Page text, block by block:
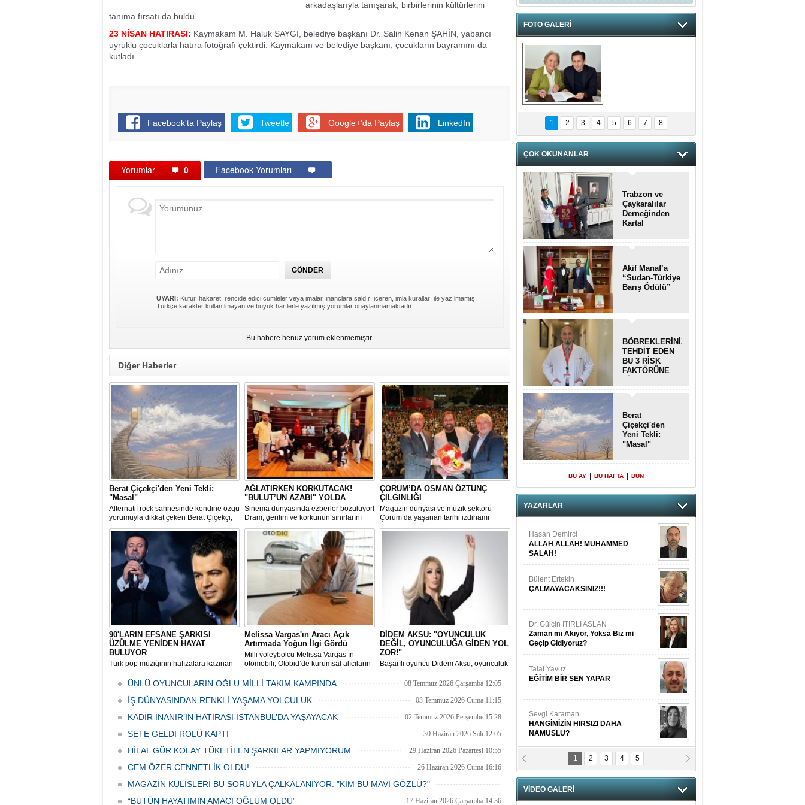
arkadaşlarıyla tanışarak, birbirlerinin kültürlerini
tanıma fırsatı da buldu.
23 NİSAN HATIRASI: Kaymakam M. Haluk SAYGI, belediye başkanı Dr. Salih Kenan ŞAHİN, yabancı
uyruklu çocuklarla hatıra fotoğrafı çektirdi. Kaymakam ve belediye başkanı, çocukların bayramını da
kutladı.
Facebook'ta Paylaş Tweetle Google+'da Paylaş LinkedIn
Yorumlar 0 Facebook Yorumları
UYARI: Küfür, hakaret, rencide edici cümleler veya imalar, inançlara saldırı içeren, imla kuralları ile yazılmamış,
Türkçe karakter kullanılmayan ve büyük harflerle yazılmış yorumlar onaylanmamaktadır.
Bu habere henüz yorum eklenmemiştir.
Diğer Haberler
Berat Çiçekçi'den Yeni Tekli:
"Masal"
Alternatif rock sahnesinde kendine özgü
yorumuyla dikkat çeken Berat Çiçekçi,
yeni teklisi "Masal" ile dinleyicisini içsel
bir hesaplaşmanın tam ortasına davet
ediyor.
AĞLATIRKEN KORKUTACAK!
"BULUT’UN AZABI" YOLDA
Sinema dünyasında ezberler bozuluyor!
Dram, gerilim ve korkunun sınırlarını
zorlayan "Bulut’un Azabı" filminin
çekimleri Amasya’da tüm hızıyla
sürüyor.
ÇORUM’DA OSMAN ÖZTUNÇ
ÇILGINLIĞI
Magazin dünyası ve müzik sektörü
Çorum’da yaşanan tarihi izdihamı
konuşuyor! Ünlü sanatçı Osman Öztunç,
15 Temmuz etkinlikleri kapsamında
sahne aldığı dev konserle adeta yeri
90'LARIN EFSANE ŞARKISI
ÜZÜLME YENİDEN HAYAT
BULUYOR
Türk pop müziğinin hafızalara kazınan
yepyeni bir yorumla yeniden
Melissa Vargas'ın Aracı Açık
Artırmada Yoğun İlgi Gördü
Milli voleybolcu Melissa Vargas’ın
otomobili, Otobid’de kurumsal alıcıların
yüksek teklifle yeni sahibini buldu.
DİDEM AKSU: "OYUNCULUK
DEĞİL, OYUNCULUĞA GİDEN YOL
ZOR!"
Başarılı oyuncu Didem Aksu, oyunculuk
karşısına geçmek değil, o noktaya
ÜNLÜ OYUNCULARIN OĞLU MİLLİ TAKIM KAMPINDA 08 Temmuz 2026 Çarşamba 12:05
İŞ DÜNYASINDAN RENKLİ YAŞAMA YOLCULUK 03 Temmuz 2026 Cuma 11:15
KADİR İNANIR’IN HATIRASI İSTANBUL’DA YAŞAYACAK 02 Temmuz 2026 Perşembe 15:28
SETE GELDİ ROLÜ KAPTI 30 Haziran 2026 Salı 12:05
HİLAL GÜR KOLAY TÜKETİLEN ŞARKILAR YAPMIYORUM 29 Haziran 2026 Pazartesi 10:55
CEM ÖZER CENNETLİK OLDU! 26 Haziran 2026 Cuma 16:16
MAGAZİN KULİSLERİ BU SORUYLA ÇALKALANIYOR: "KİM BU MAVİ GÖZLÜ?"
24 Haziran 2026 Çarşamba 10:33
“BÜTÜN HAYATIMIN AMACI OĞLUM OLDU” 17 Haziran 2026 Çarşamba 14:36
FOTO GALERİ
hnzzzna
1 2 3 4 5 6 7 8
ÇOK OKUNANLAR
Trabzon ve
Çaykaralılar
Derneğinden
Kartal
anlamlı ziyaret
Akif Manaf’a
“Sudan-Türkiye
Barış Ödülü”
BÖBREKLERİNİZİ
TEHDİT EDEN
BU 3 RİSK
FAKTÖRÜNE
Berat
Çiçekçi'den
Yeni Tekli:
"Masal"
BU AY BU HAFTA DÜN
YAZARLAR
Hasan Demirci
ALLAH ALLAH! MUHAMMED
SALAH!
Bülent Ertekin
ÇALMAYACAKSINIZ!!!
Dr. Gülçin ITIRLI ASLAN
Zaman mı Akıyor, Yoksa Biz mi
Geçip Gidiyoruz?
Talat Yavuz
EĞİTİM BİR SEN YAPAR
Sevgi Karaman
HANGİMİZİN HIRSIZI DAHA
NAMUSLU?
Prof. Dr. Cahit Kurbanoğlu
1 2 3 4 5
VİDEO GALERİ